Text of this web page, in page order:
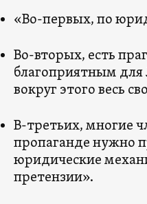
«Во-первых, по
Во-вторых, есть
благоприятным
вокруг этого весь
В-третьих, многие
пропаганде нужно
юридические
претензии».